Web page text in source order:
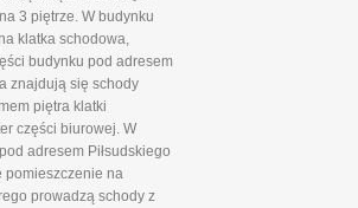
3 piętrze. W budynku
klatka schodowa,
budynku pod adresem
znajdują się schody
piętra klatki
części biurowej. W
adresem Piłsudskiego
pomieszczenie na
prowadzą schody z